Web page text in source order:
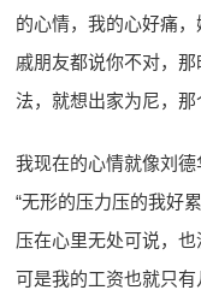
的心情，我的心好痛
戚朋友都说你不对，
法，就想出家为尼，
我现在的心情就像刘
“无形的压力压的我好
压在心里无处可说，也
可是我的工资也就只